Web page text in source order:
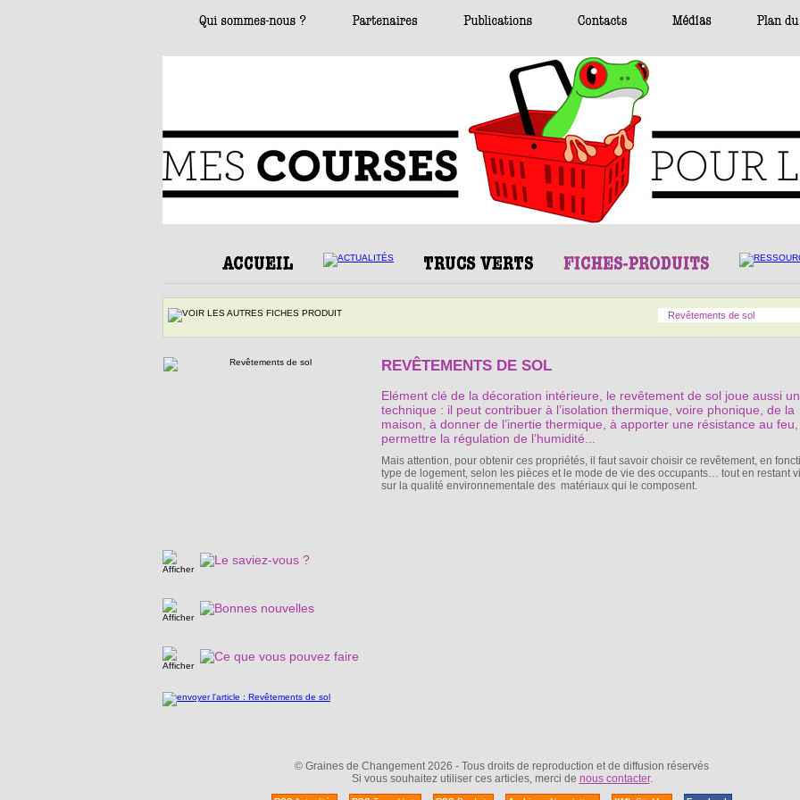
Revêtements de sol
REVÊTEMENTS DE SOL
Elément clé de la décoration intérieure, le revêtement de sol joue aussi
technique : il peut contribuer à l’isolation thermique, voire phonique, de la
maison, à donner de l’inertie thermique, à apporter une résistance au
permettre la régulation de l’humidité...
Mais attention, pour obtenir ces propriétés, il faut savoir choisir ce revêtement, en
type de logement, selon les pièces et le mode de vie des occupants… tout en restant
sur la qualité environnementale des matériaux qui le composent.
© Graines de Changement 2026 - Tous droits de reproduction et de diffusion réservés
Si vous souhaitez utiliser ces articles, merci de nous contacter.